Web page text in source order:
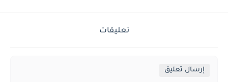
تعليقات
إرسال تعليق